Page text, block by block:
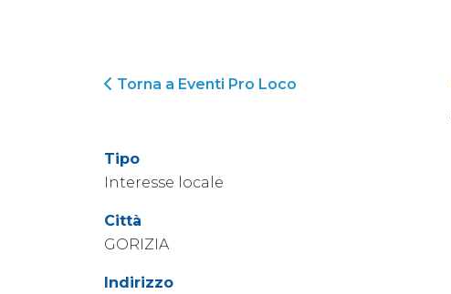
Torna a Eventi Pro Loco
Tipo
Interesse locale
Città
GORIZIA
Indirizzo